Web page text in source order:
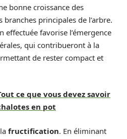
bonne croissance des
principales de l’arbre.
effectuée favorise l’émergence
qui contribueront à la
de rester compact et
ce que vous devez savoir
en pot
fructification. En éliminant